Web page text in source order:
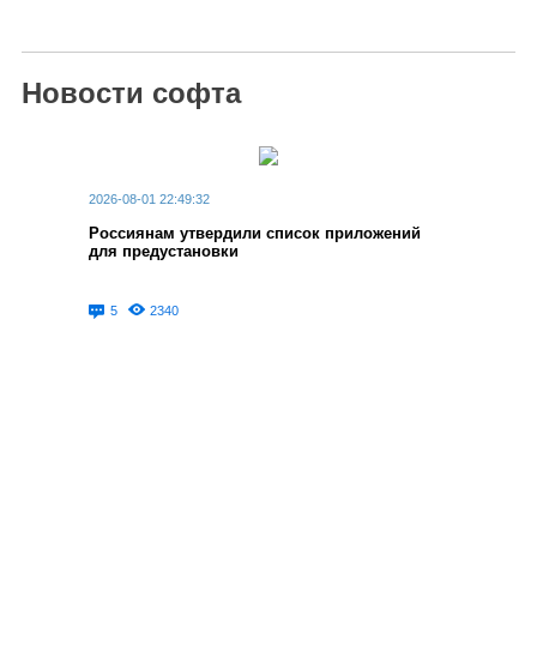
Новости софта
2026-08-01 22:49:32
Россиянам утвердили список приложений
для предустановки
5 2340